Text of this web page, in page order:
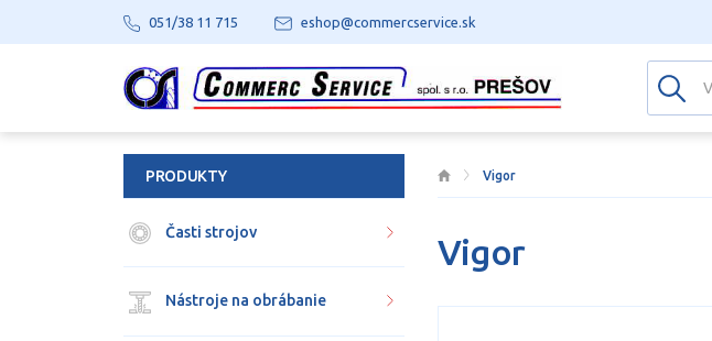
Vigor
Vigor
PRODUKTY
Časti strojov
Nástroje na obrábanie
051/38 11 715 eshop@commercservice.sk